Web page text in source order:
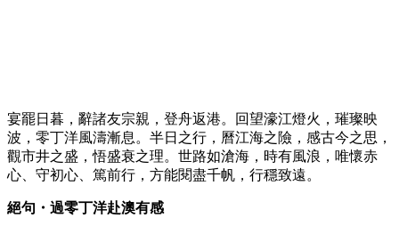
宴罷日暮，辭諸友宗親，登舟返港。回望濠江燈火，璀璨映
波，零丁洋風濤漸息。半日之行，曆江海之險，感古今之思，
觀市井之盛，悟盛衰之理。世路如滄海，時有風浪，唯懷赤
心、守初心、篤前行，方能閱盡千帆，行穩致遠。
絕句・過零丁洋赴澳有感